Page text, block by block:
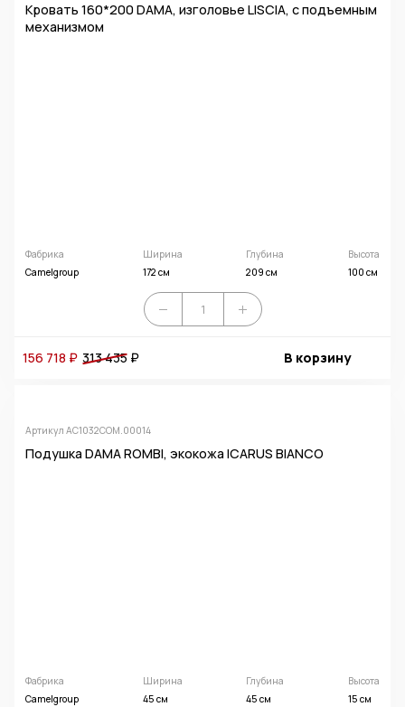
Кровать 160*200 DAMA, изголовье LISCIA, с подъемным
механизмом
Фабрика
Camelgroup
Ширина
172 см
Глубина
209 см
Высота
100 см
156 718 ₽ 313 435₽ В корзину
Артикул AC1032COM.00014
Подушка DAMA ROMBI, экокожа ICARUS BIANCO
Фабрика
Camelgroup
Ширина
45 см
Глубина
45 см
Высота
15 см